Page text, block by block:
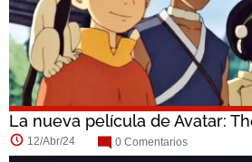
La nueva película de Avatar:
12/Abr/24 0 Comentarios